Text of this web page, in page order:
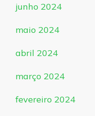
junho 2024
maio 2024
abril 2024
março 2024
fevereiro 2024